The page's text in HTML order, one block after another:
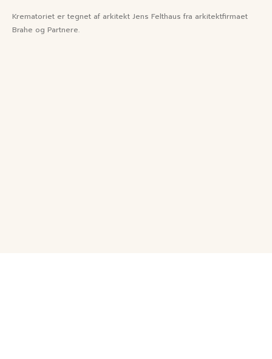
Krematoriet er tegnet af arkitekt Jens Felthaus fra arkitektfirmaet​
Brahe og Partnere.